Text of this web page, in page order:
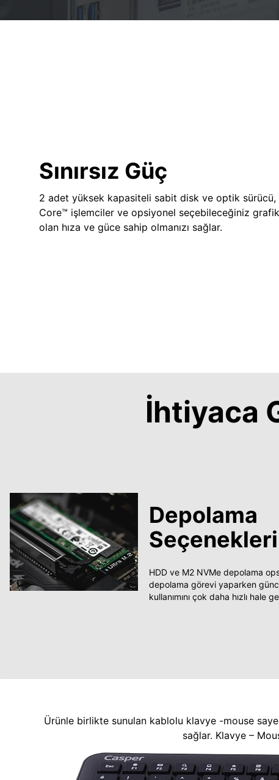
Sınırsız Güç
2 adet yüksek kapasiteli sabit disk ve optik sürücü,
Core™ işlemciler ve opsiyonel seçebileceğiniz grafik
olan hıza ve güce sahip olmanızı sağlar.
İhtiyaca
Depolama
Seçenekleri
HDD ve M2 NVMe depolama
depolama görevi yaparken
kullanımını çok daha hızlı hale
Ürünle birlikte sunulan kablolu klavye -mouse
sağlar. Klavye –